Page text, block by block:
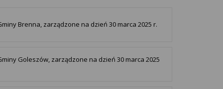
Brenna, zarządzone na dzień 30 marca 2025 r.
Goleszów, zarządzone na dzień 30 marca 2025